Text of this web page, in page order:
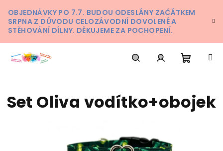
na
obsah
OBJEDNÁVKY PO 7.7. BUDOU ODESLÁNY ZAČÁTKEM
SRPNA Z DŮVODU CELOZÁVODNÍ DOVOLENÉ A
STĚHOVÁNÍ DÍLNY. DĚKUJEME ZA POCHOPENÍ.
košík
Set Oliva vodítko+obojek